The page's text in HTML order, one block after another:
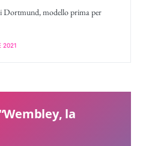
Dortmund, modello prima per
2021
la